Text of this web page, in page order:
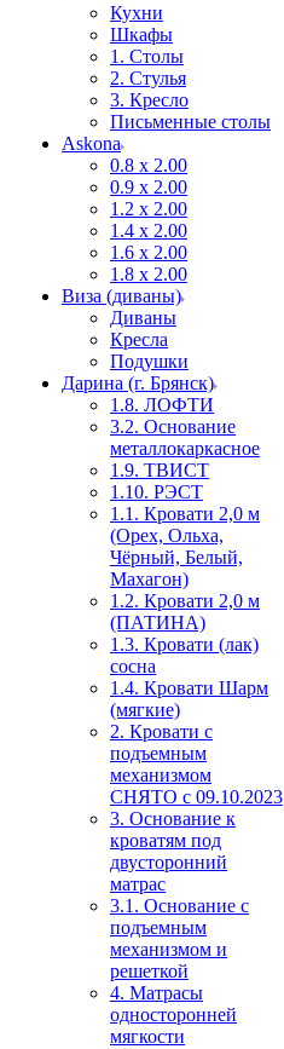
Кухни
Шкафы
1. Столы
2. Стулья
3. Кресло
Письменные столы
Askona
0.8 х 2.00
0.9 х 2.00
1.2 х 2.00
1.4 х 2.00
1.6 х 2.00
1.8 х 2.00
Виза (диваны)
Диваны
Кресла
Подушки
Дарина (г. Брянск)
1.8. ЛОФТИ
3.2. Основание
металлокаркасное
1.9. ТВИСТ
1.10. РЭСТ
1.1. Кровати 2,0 м
(Орех, Ольха,
Чёрный, Белый,
Махагон)
1.2. Кровати 2,0 м
(ПАТИНА)
1.3. Кровати (лак)
сосна
1.4. Кровати Шарм
(мягкие)
2. Кровати с
подъемным
механизмом
СНЯТО с 09.10.2023
3. Основание к
кроватям под
двусторонний
матрас
3.1. Основание с
подъемным
механизмом и
решеткой
4. Матрасы
односторонней
мягкости